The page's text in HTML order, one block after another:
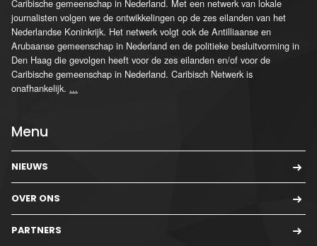
Caribische gemeenschap in Nederland. Met een netwerk van lokale
journalisten volgen we de ontwikkelingen op de zes eilanden van het
Nederlandse Koninkrijk. Het netwerk volgt ook de Antilliaanse en
Arubaanse gemeenschap in Nederland en de politieke besluitvorming in
Den Haag die gevolgen heeft voor de zes eilanden en/of voor de
Caribische gemeenschap in Nederland. Caribisch Netwerk is
onafhankelijk. ...
Menu
NIEUWS
OVER ONS
PARTNERS